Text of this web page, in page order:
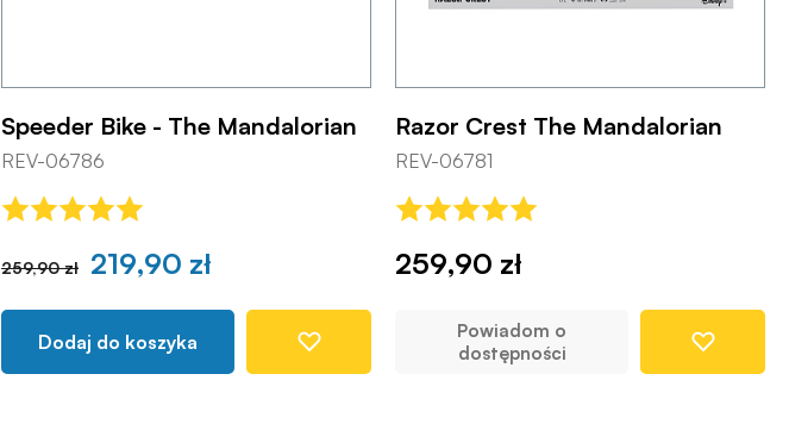
Speeder Bike - The Mandalorian
REV-06786
259,90 zł 219,90 zł
Dodaj do koszyka
Razor Crest The Mandalorian
REV-06781
259,90 zł
Powiadom o
dostępności